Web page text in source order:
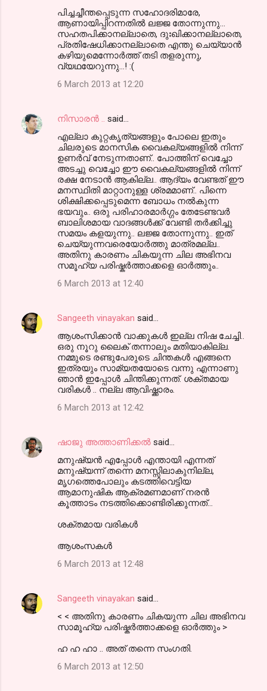
പിച്ചച്ചീന്തപ്പെടുന്ന സഹോദരിമാരേ,
ആണായിപ്പിറന്നതില്‍ ലജ്ജ തോന്നുന്നു...
സഹതപിക്കാനല്ലാതെ, ദുഃഖിക്കാനല്ലാതെ,
പ്രതിഷേധിക്കാനല്ലാതെ എന്തു ചെയ്യാന്‍
കഴിയുമെന്നോര്‍ത്ത് തടി തളരുന്നു,
വ്യഥയേറുന്നു...! :(
6 March 2013 at 12:20
നിസാരന്‍ ..
said…
എല്ലാ കുറ്റകൃത്യങ്ങളും പോലെ ഇതും
ചിലരുടെ മാനസിക വൈകല്യങ്ങളില്‍ നിന്ന്
ഉണര്‍വ്‌ നേടുന്നതാണ്.. പോത്തിന് വെച്ചോ
അടച്ചു വെച്ചോ ഈ വൈകല്യങ്ങളില്‍ നിന്ന്
രക്ഷ നേടാന്‍ ആകില്ല.. ആദ്യം വേണ്ടത് ഈ
മനസ്ഥിതി മാറ്റാനുള്ള ശ്രമമാണ്.. പിന്നെ
ശിക്ഷിക്കപ്പെടുമെന്ന ബോധം നല്‍കുന്ന
ഭയവും.. ഒരു പരിഹാരമാര്‍ഗ്ഗം തേടേണ്ടവര്‍
ബാലിശമായ വാദങ്ങള്‍ക്ക് വേണ്ടി തര്‍ക്കിച്ചു
സമയം കളയുന്നു.. ലജ്ജ തോന്നുന്നു.. ഇത്
ചെയ്യുന്നവരെയോര്‍ത്തു മാത്രമല്ല..
അതിനു കാരണം ചികയുന്ന ചില അഭിനവ
സമൂഹ്യ പരിഷ്കര്‍ത്താക്കളെ ഓര്‍ത്തും..
6 March 2013 at 12:40
Sangeeth vinayakan said…
ആശംസിക്കാന്‍ വാക്കുകള്‍ ഇല്ല നിഷ ചേച്ചി..
ഒരു നൂറു ലൈക്‌ തന്നാലും മതിയാകില്ല.
നമ്മുടെ രണ്ടുപേരുടെ ചിന്തകള്‍ എങ്ങനെ
ഇത്രയും സാമ്യതയോടെ വന്നു എന്നാണു
ഞാന്‍ ഇപ്പോള്‍ ചിന്തിക്കുന്നത്. ശക്തമായ
വരികള്‍ .. നല്ല ആവിഷ്ക്കാരം.
6 March 2013 at 12:42
ഷാജു അത്താണിക്കല്‍ said…
മനുഷ്യൻ എപ്പോൾ എന്തായി എന്നത്
മനുഷ്യന്ന് തന്നെ മനസ്സിലാകുനില്ല,
മൃഗത്തെപോലും കടത്തിവെട്ടിയ
ആമാനുഷിക ആക്രമണമാണ് നരൻ
കൂത്താടം നടത്തിക്കൊണ്ടിരിക്കുന്നത്...
ശക്തമായ വരികൾ
ആശംസകൾ
6 March 2013 at 12:48
Sangeeth vinayakan said…
< < അതിനു കാരണം ചികയുന്ന ചില അഭിനവ
സാമൂഹ്യ പരിഷ്കര്‍ത്താക്കളെ ഓര്‍ത്തും >
ഹ ഹ ഹാ .. അത് തന്നെ സംഗതി.
6 March 2013 at 12:50